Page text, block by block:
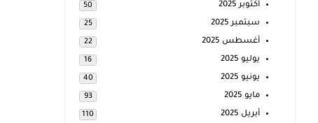
أكتوبر 2025 50
سبتمبر 2025 25
أغسطس 2025 22
يوليو 2025 16
يونيو 2025 40
مايو 2025 93
أبريل 2025 110